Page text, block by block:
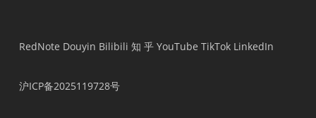
RedNote Douyin Bilibili 知 乎 YouTube TikTok LinkedIn
沪ICP备2025119728号